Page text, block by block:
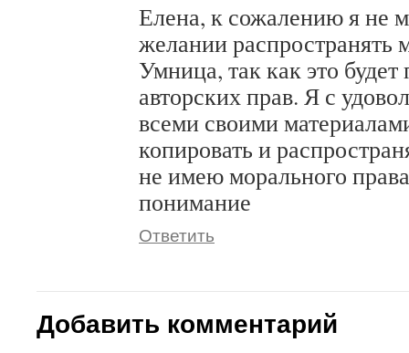
Елена, к сожалению я не
желании распространять
Умница, так как это
авторских прав. Я с
всеми своими
копировать и
не имею морального
понимание
Ответить
Добавить комментарий